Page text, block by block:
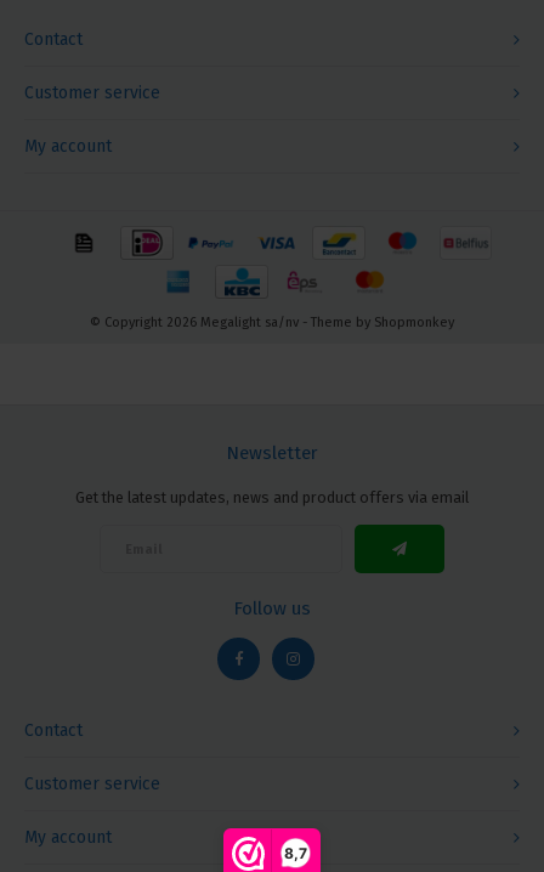
8,7
Contact
Customer service
My account
© Copyright 2026 Megalight sa/nv - Theme by Shopmonkey
Contact
Newsletter
Get the latest updates, news and product offers via email
Follow us
Customer service
My account